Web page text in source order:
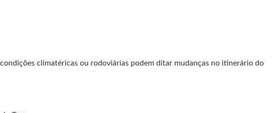
climatéricas ou rodoviárias podem ditar mudanças no itinerário do